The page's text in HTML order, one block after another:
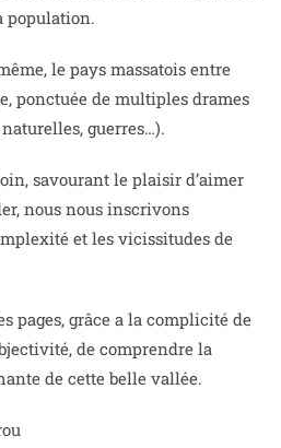
population.
le pays massatois entre
ponctuée de multiples drames
guerres…).
savourant le plaisir d’aimer
nous nous inscrivons
et les vicissitudes de
pages, grâce a la complicité de
de comprendre la
de cette belle vallée.